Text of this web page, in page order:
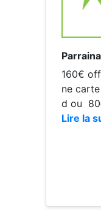
160€
ne
d ou
n d'une
ard.
votre
Lire la